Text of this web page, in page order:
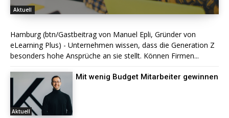
Aktuell
Hamburg (btn/Gastbeitrag von Manuel Epli, Gründer von
eLearning Plus) - Unternehmen wissen, dass die Generation Z
besonders hohe Ansprüche an sie stellt. Können Firmen...
Aktuell
Mit wenig Budget Mitarbeiter gewinnen